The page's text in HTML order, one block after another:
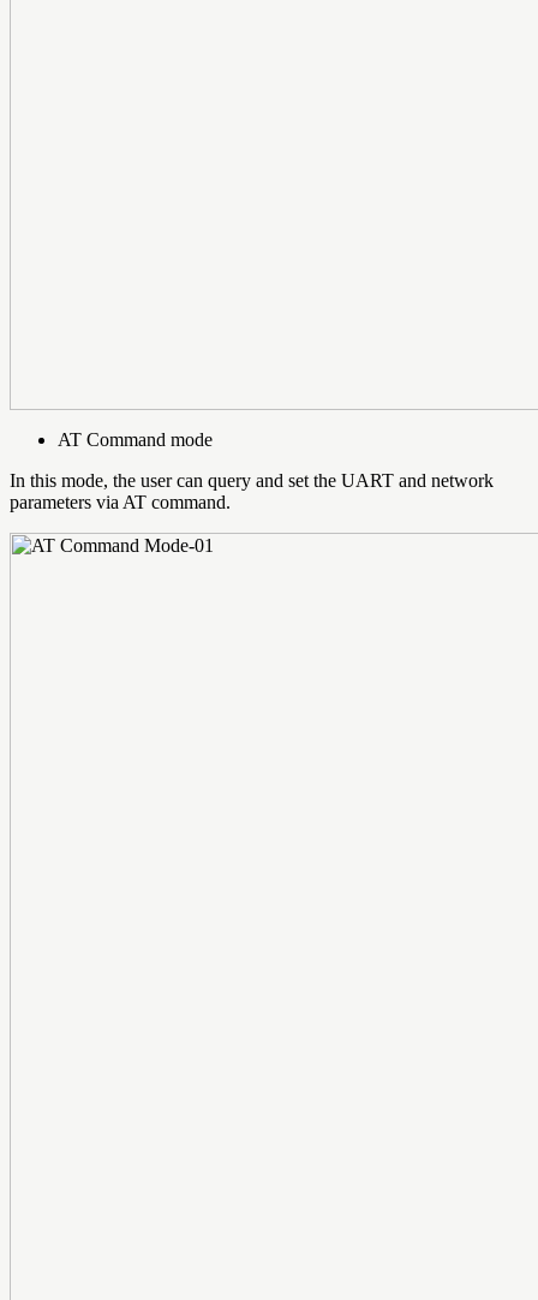
AT Command mode
In this mode, the user can query and set the UART and network
parameters via AT command.